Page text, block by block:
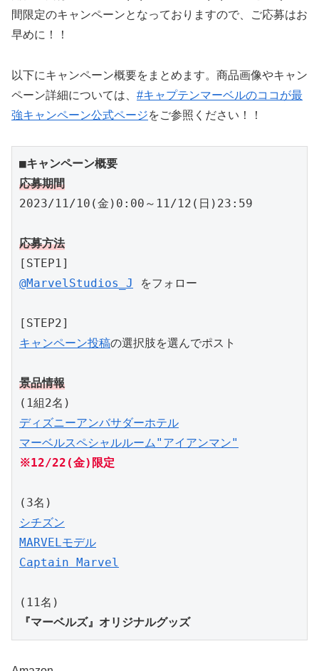
間限定のキャンペーンとなっておりますので、ご応募はお
早めに！！
以下にキャンペーン概要をまとめます。商品画像やキャン
ペーン詳細については、 #キャプテンマーベルのココが最
強キャンペーン公式ページをご参照ください！！
■キャンペーン概要
応募期間
2023/11/10(金)0:00～11/12(日)23:59
応募方法
@MarvelStudios_J
をフォロー
キャンペーン投稿の選択肢を選んでポスト
景品情報
ディズニーアンバサダーホテル
マーベルスペシャルルーム"アイアンマン"
※12/22(金)限定
シチズン
MARVELモデル
Captain Marvel
『マーベルズ』オリジナルグッズ